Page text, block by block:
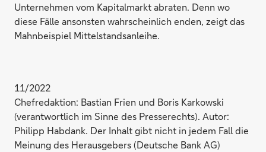
Unternehmen vom Kapitalmarkt abraten. Denn wo
diese Fälle ansonsten wahrscheinlich enden, zeigt das
Mahnbeispiel Mittelstandsanleihe.
11/2022
Chefredaktion: Bastian Frien und Boris Karkowski
(verantwortlich im Sinne des Presserechts). Autor:
Philipp Habdank. Der Inhalt gibt nicht in jedem Fall die
Meinung des Herausgebers (Deutsche Bank AG)